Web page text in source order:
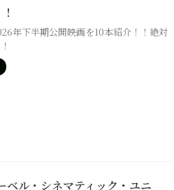
年下半期公開映画を10本紹介！！絶対
ベル・シネマティック・ユニ